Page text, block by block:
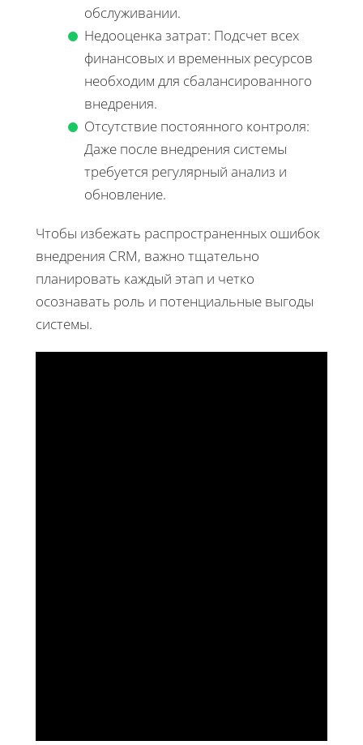
обслуживании.
Недооценка затрат: Подсчет всех
финансовых и временных ресурсов
необходим для сбалансированного
внедрения.
Отсутствие постоянного контроля:
Даже после внедрения системы
требуется регулярный анализ и
обновление.
Чтобы избежать распространенных ошибок
внедрения CRM, важно тщательно
планировать каждый этап и четко
осознавать роль и потенциальные выгоды
системы.